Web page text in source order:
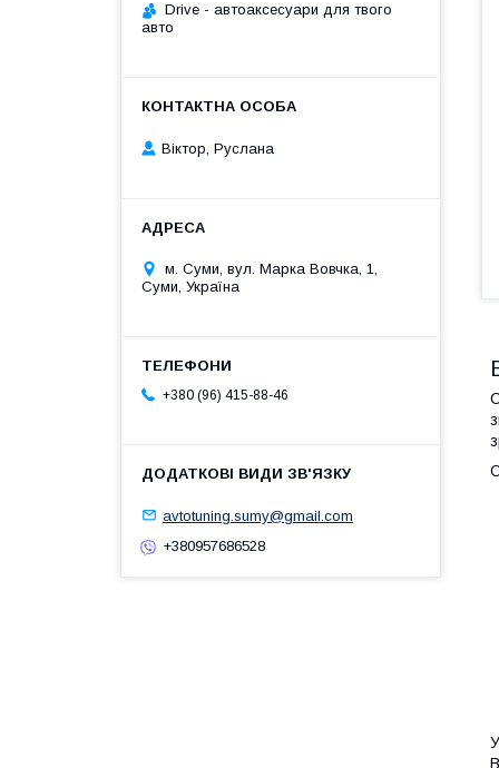
Drive - автоаксесуари для твого
авто
Віктор, Руслана
м. Суми, вул. Марка Вовчка, 1,
Суми, Україна
+380 (96) 415-88-46
avtotuning.sumy@gmail.com
+380957686528